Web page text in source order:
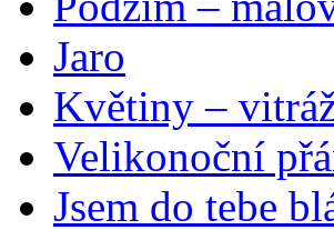
Jaro
Květiny –
Velikonoční
Jsem do tebe